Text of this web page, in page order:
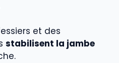
et des
stabilisent la jambe